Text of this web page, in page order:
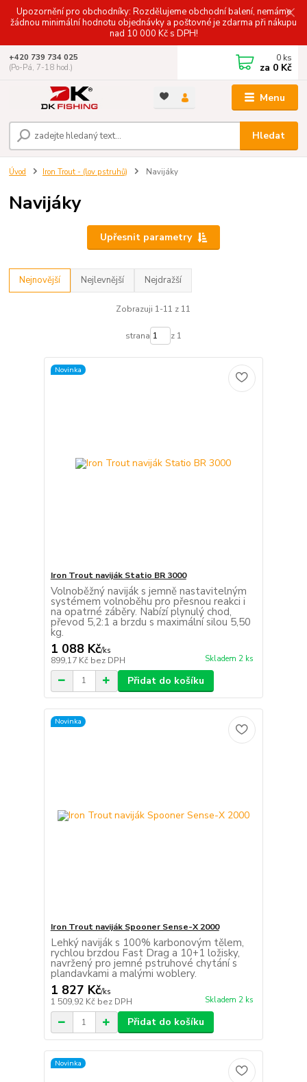
Upozornění pro obchodníky: Rozdělujeme obchodní balení, nemáme
žádnou minimální hodnotu objednávky a poštovné je zdarma při nákupu
nad 10 000 Kč s DPH!
Menu
Hledat
+420 739 734 025
(Po-Pá, 7-18 hod.)
0 ks
za 0 Kč
Úvod Iron Trout - (lov pstruhů) Navijáky
Navijáky
Upřesnit parametry
Nejnovější Nejlevnější Nejdražší
Zobrazuji 1-11 z 11
strana z 1
Novinka
Iron Trout naviják Statio BR 3000
Volnoběžný naviják s jemně nastavitelným
systémem volnoběhu pro přesnou reakci i
na opatrné záběry. Nabízí plynulý chod,
převod 5,2:1 a brzdu s maximální silou 5,50
kg.
1 088 Kč/ks
899,17 Kč bez DPH Skladem 2 ks
Přidat do košíku
Novinka
Iron Trout naviják Spooner Sense-X 2000
Lehký naviják s 100% karbonovým tělem,
rychlou brzdou Fast Drag a 10+1 ložisky,
navržený pro jemné pstruhové chytání s
plandavkami a malými woblery.
1 827 Kč/ks
1 509,92 Kč bez DPH Skladem 2 ks
Přidat do košíku
Novinka